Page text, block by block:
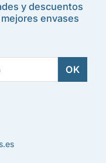
y descuentos
envases